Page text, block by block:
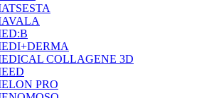
COLLAGENE 3D
PRO